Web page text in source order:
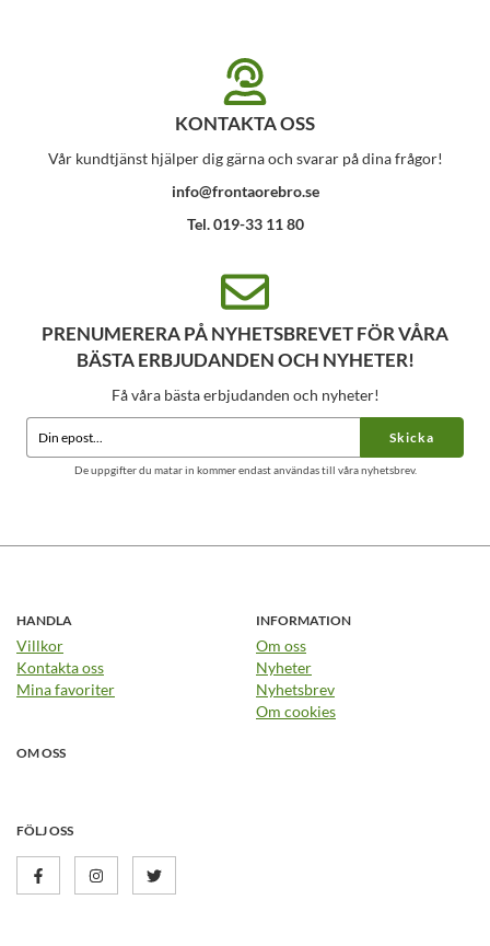
KONTAKTA OSS
Vår kundtjänst hjälper dig gärna och svarar på dina frågor!
info@frontaorebro.se
Tel. 019-33 11 80
PRENUMERERA PÅ NYHETSBREVET FÖR VÅRA
BÄSTA ERBJUDANDEN OCH NYHETER!
Få våra bästa erbjudanden och nyheter!
Skicka
De uppgifter du matar in kommer endast användas till våra nyhetsbrev.
HANDLA
Villkor
Kontakta oss
Mina favoriter
INFORMATION
Om oss
Nyheter
Nyhetsbrev
Om cookies
OM OSS
FÖLJ OSS